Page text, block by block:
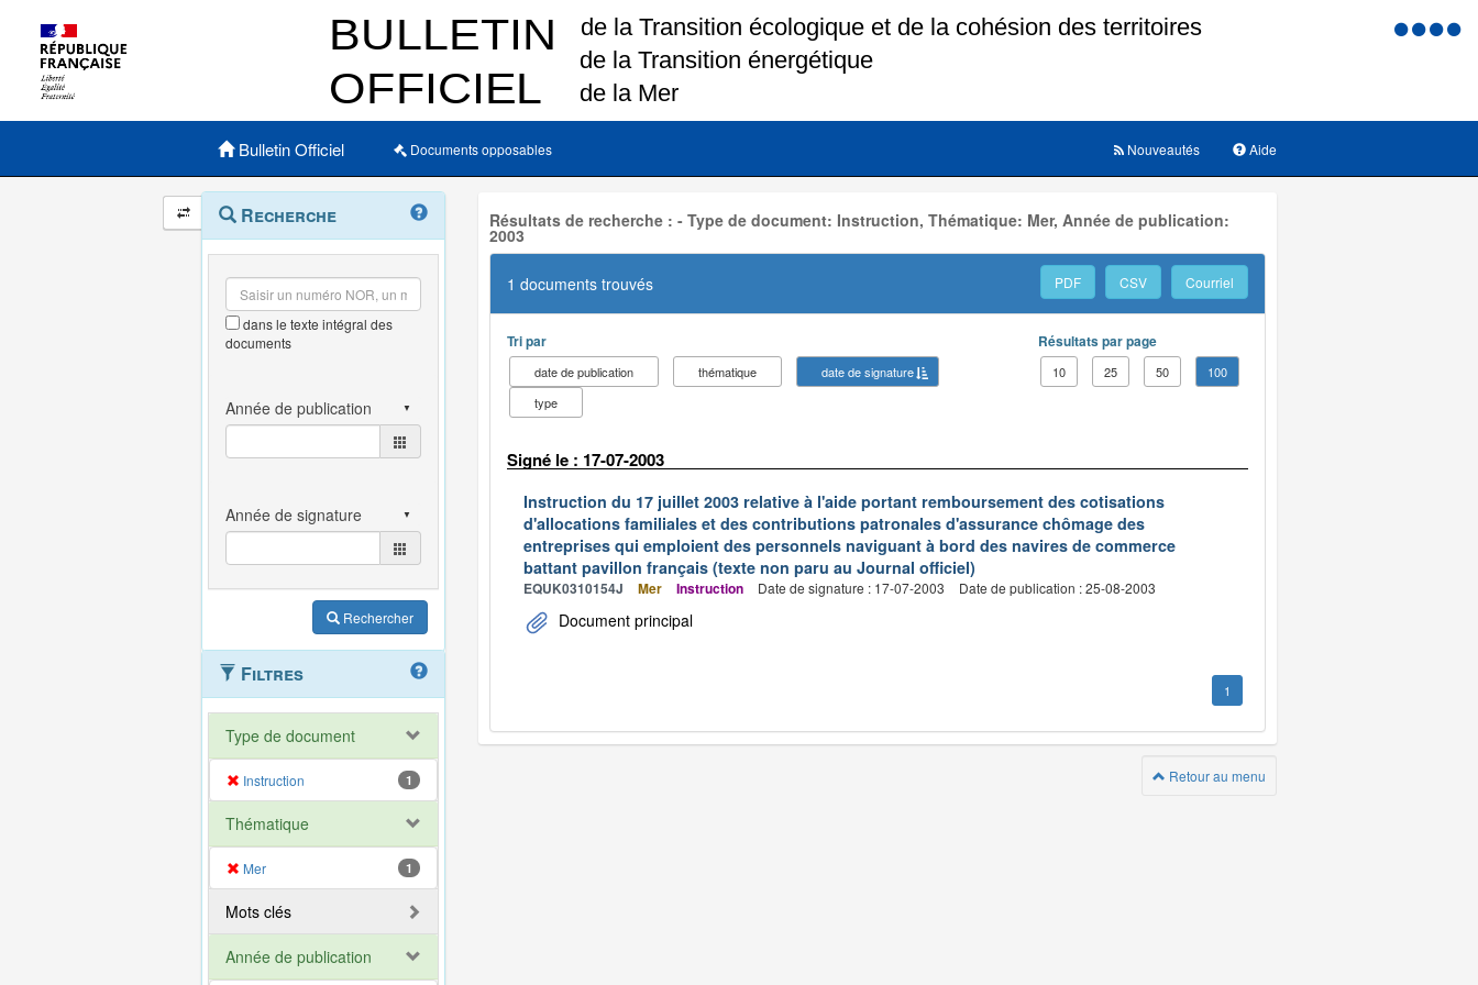
Menu
Menu principal
Bulletin Officiel Documents opposables Aide
Nouveautés
Navigation
et
outils
annexes
Menu
contextuel
Recherche
dans le texte intégral des
documents
Rechercher
Filtres
Type de document
Instruction 1
Thématique
Mer 1
Mots clés
Année de publication
Résultats de recherche : - Type de document: Instruction, Thématique: Mer, Année de publication:
2003
1 documents trouvés PDF CSV Courriel
Tri par
date de publication thématique
date de signature
type
Résultats par page
10 25 50 100
Signé le : 17-07-2003
Instruction du 17 juillet 2003 relative à l'aide portant remboursement des cotisations
d'allocations familiales et des contributions patronales d'assurance chômage des
entreprises qui emploient des personnels naviguant à bord des navires de commerce
battant pavillon français (texte non paru au Journal officiel)
EQUK0310154J Mer Instruction Date de signature : 17-07-2003 Date de publication : 25-08-2003
Document principal
1
Retour au menu